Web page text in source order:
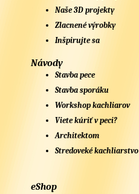
Naše 3D projekty
Zlacnené výrobky
Inšpirujte sa
Návody
Stavba pece
Stavba sporáku
Workshop kachliarov
Viete kúriť v peci?
Architektom
Stredoveké kachliarstvo
eShop